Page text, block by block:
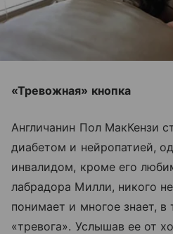
«Тревожная» кнопка
Англичанин Пол МакКензи
диабетом и нейропатией,
инвалидом, кроме его
лабрадора Милли, никого
понимает и многое знает,
«тревога». Услышав ее от